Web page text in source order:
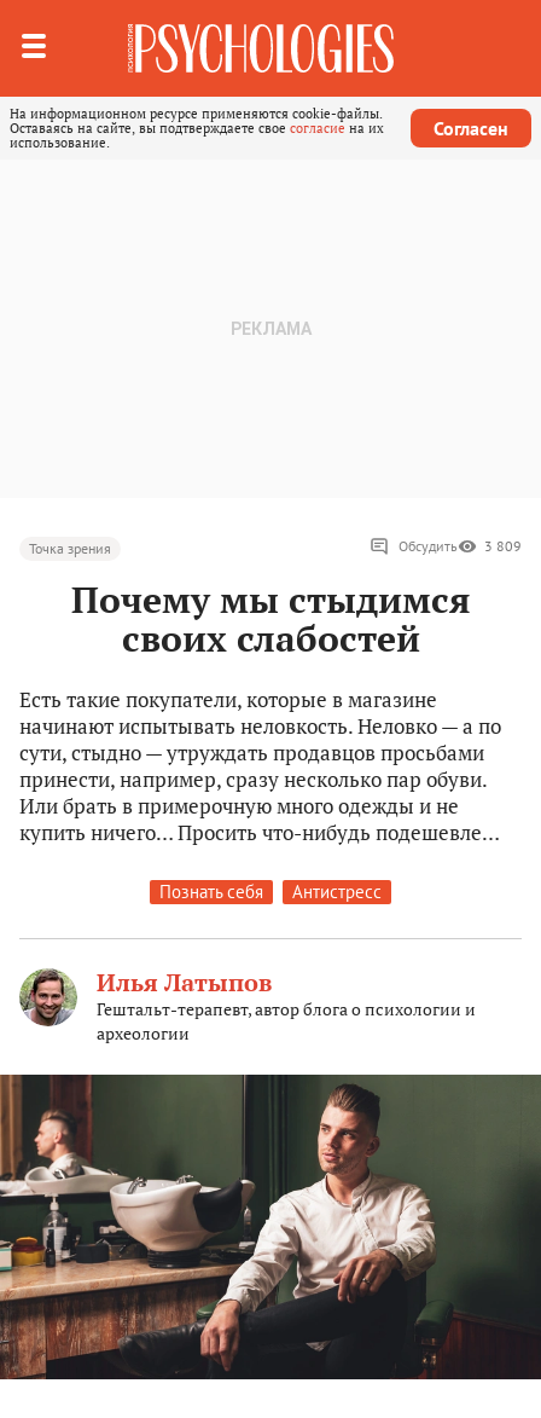
На информационном ресурсе применяются cookie-файлы.
Оставаясь на сайте, вы подтверждаете свое согласие на их
использование.
Согласен
Точка зрения Обсудить 3 809
Почему мы стыдимся
своих слабостей
Есть такие покупатели, которые в магазине
начинают испытывать неловкость. Неловко — а по
сути, стыдно — утруждать продавцов просьбами
принести, например, сразу несколько пар обуви.
Или брать в примерочную много одежды и не
купить ничего… Просить что-нибудь подешевле…
Познать себя Антистресс
Илья Латыпов
Гештальт-терапевт, автор блога о психологии и
археологии